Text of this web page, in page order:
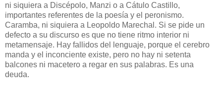
ni siquiera a Discépolo, Manzi o a Cátulo Castillo,
importantes referentes de la poesía y el peronismo.
Caramba, ni siquiera a Leopoldo Marechal. Si se pide un
defecto a su discurso es que no tiene ritmo interior ni
metamensaje. Hay fallidos del lenguaje, porque el cerebro
manda y el inconciente existe, pero no hay ni setenta
balcones ni macetero a regar en sus palabras. Es una
deuda.